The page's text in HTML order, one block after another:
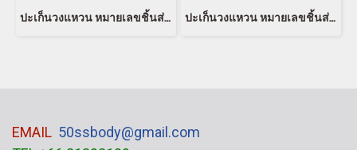
ปะเก็นวงแหวน หมายเลขชิ้นส่วน: 64508374959 8374959 64500141232 0141232 64500152466 0152466 EUSTEIN ปะเก็นวงแหวน หมายเลขชิ้นส่วน: 64538375742 8375742 64530141213 0141213 54530152467 0152467 EUSTEIN
EMAIL 50ssbody@gmail.com